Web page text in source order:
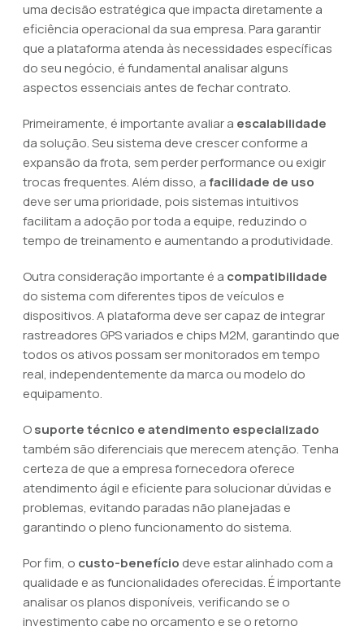
uma decisão estratégica que impacta diretamente a
eficiência operacional da sua empresa. Para garantir
que a plataforma atenda às necessidades específicas
do seu negócio, é fundamental analisar alguns
aspectos essenciais antes de fechar contrato.
Primeiramente, é importante avaliar a escalabilidade
da solução. Seu sistema deve crescer conforme a
expansão da frota, sem perder performance ou exigir
trocas frequentes. Além disso, afacilidade de uso
deve ser uma prioridade, pois sistemas intuitivos
facilitam a adoção por toda a equipe, reduzindo o
tempo de treinamento e aumentando a produtividade.
Outra consideração importante é a compatibilidade
do sistema com diferentes tipos de veículos e
dispositivos. A plataforma deve ser capaz de integrar
rastreadores GPS variados e chips M2M, garantindo que
todos os ativos possam ser monitorados em tempo
real, independentemente da marca ou modelo do
equipamento.
Osuporte técnico e atendimento especializado
também são diferenciais que merecem atenção. Tenha
certeza de que a empresa fornecedora oferece
atendimento ágil e eficiente para solucionar dúvidas e
problemas, evitando paradas não planejadas e
garantindo o pleno funcionamento do sistema.
Por fim, o custo-benefício deve estar alinhado com a
qualidade e as funcionalidades oferecidas. É importante
analisar os planos disponíveis, verificando se o
investimento cabe no orçamento e se o retorno